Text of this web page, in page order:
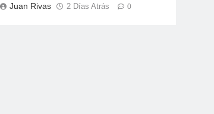
Juan Rivas 2 Días Atrás 0